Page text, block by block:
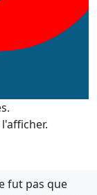
fut pas que